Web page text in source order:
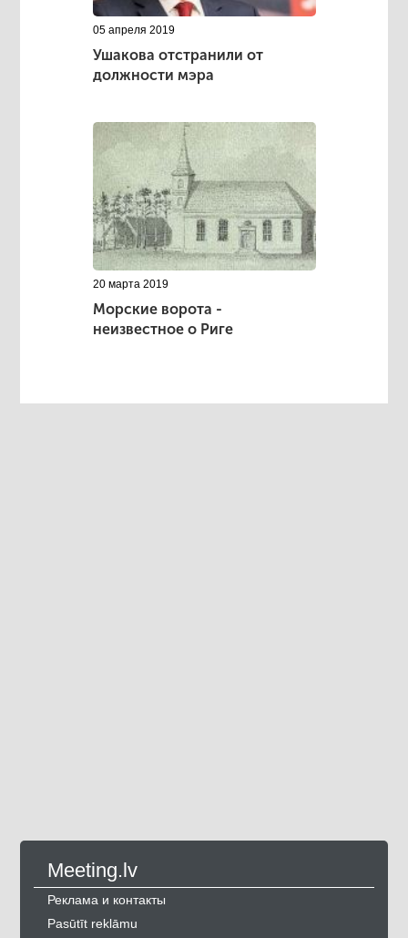
05 апреля 2019
Ушакова отстранили от
должности мэра
20 марта 2019
Морские ворота -
неизвестное о Риге
Meeting.lv
Реклама и контакты
Pasūtīt reklāmu